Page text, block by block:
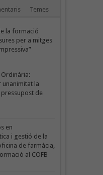
Temes
la formació
per a mitges
Ordinària:
la
de
en
i gestió de la
de farmàcia,
al COFB